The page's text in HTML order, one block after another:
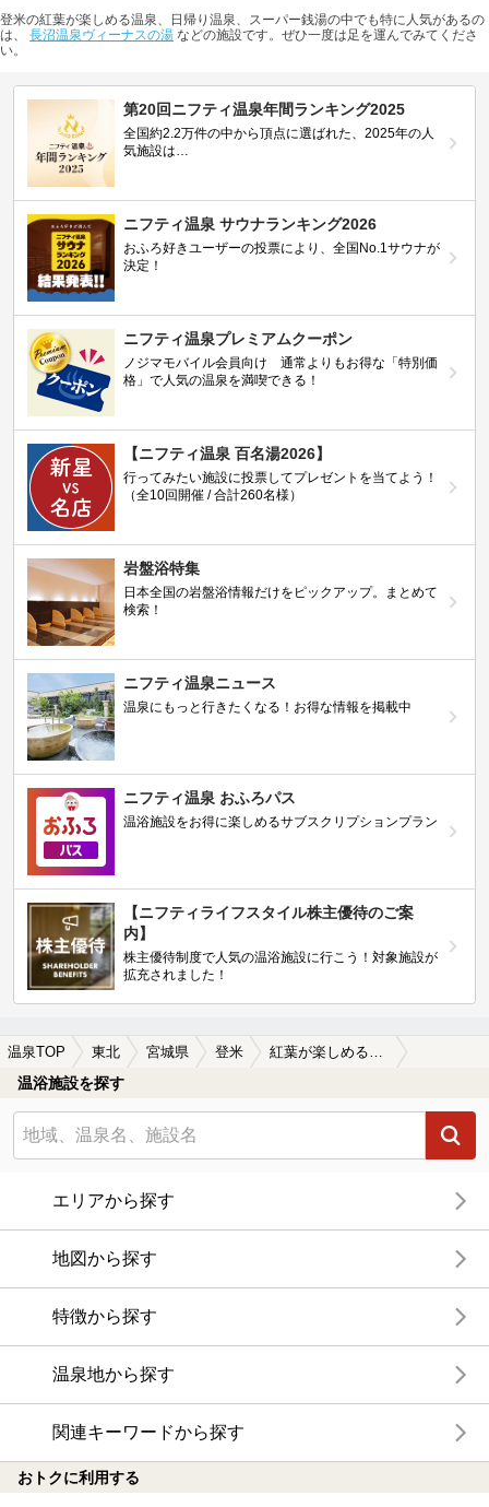
登米の紅葉が楽しめる温泉、日帰り温泉、スーパー銭湯の中でも特に人気があるの
は、 長沼温泉ヴィーナスの湯 などの施設です。ぜひ一度は足を運んでみてくださ
い。
第20回ニフティ温泉年間ランキング2025
全国約2.2万件の中から頂点に選ばれた、2025年の人
気施設は…
ニフティ温泉 サウナランキング2026
おふろ好きユーザーの投票により、全国No.1サウナが
決定！
ニフティ温泉プレミアムクーポン
ノジマモバイル会員向け 通常よりもお得な「特別価
格」で人気の温泉を満喫できる！
【ニフティ温泉 百名湯2026】
行ってみたい施設に投票してプレゼントを当てよう！
（全10回開催 / 合計260名様）
岩盤浴特集
日本全国の岩盤浴情報だけをピックアップ。まとめて
検索！
ニフティ温泉ニュース
温泉にもっと行きたくなる！お得な情報を掲載中
ニフティ温泉 おふろパス
温浴施設をお得に楽しめるサブスクリプションプラン
【ニフティライフスタイル株主優待のご案
内】
株主優待制度で人気の温浴施設に行こう！対象施設が
拡充されました！
温泉TOP 東北 宮城県 登米 紅葉が楽しめる登米の温泉、日帰り温泉、スーパー銭湯おすすめ
温浴施設を探す
エリアから探す
地図から探す
特徴から探す
温泉地から探す
関連キーワードから探す
おトクに利用する